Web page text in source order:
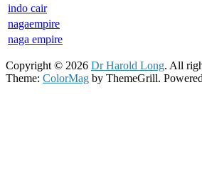
indo cair
nagaempire
naga empire
Copyright © 2026 Dr Harold Long. All
Theme: ColorMag by ThemeGrill.